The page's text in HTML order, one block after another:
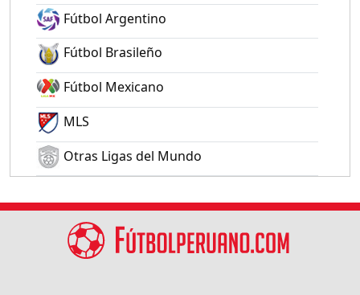
Fútbol Argentino
Fútbol Brasileño
Fútbol Mexicano
MLS
Otras Ligas del Mundo